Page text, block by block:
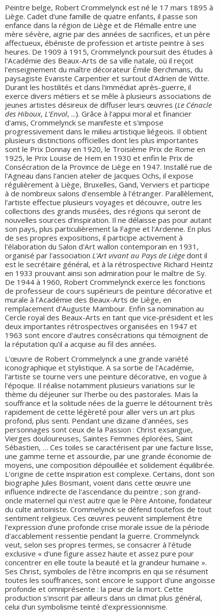
Peintre belge, Robert Crommelynck est né le 17 mars 1895 à
Liège. Cadet d'une famille de quatre enfants, il passe son
enfance dans la région de Liège et de Flémalle entre une
mère sévère, aigrie par des années de sacrifices, et un père
affectueux, ébéniste de profession et artiste peintre à ses
heures. De 1909 à 1915, Crommelynck poursuit des études à
l'Académie des Beaux-Arts de sa ville natale, où il reçoit
l'enseignement du maître décorateur Émile Berchmans, du
paysagiste Evariste Carpentier et surtout d'Adrien de Witte.
Durant les hostilités et dans l'immédiat après-guerre, il
exerce divers métiers et se mêle à plusieurs associations de
jeunes artistes désireux de diffuser leurs œuvres (Le Cénacle
des Hiboux, L'Envol, ...). Grâce à l'appui moral et financier
d'amis, Crommelynck se manifeste et s'impose
progressivement dans le milieu artistique liégeois. Il obtient
plusieurs distinctions officielles dont les plus importantes
sont le Prix Donnay en 1920, le Troisième Prix de Rome en
1925, le Prix Louise de Hem en 1930 et enfin le Prix de
Consécration de la Province de Liège en 1947. Installé rue de
l'Agneau dans l'ancien atelier de Jacques Ochs, il expose
régulièrement à Liège, Bruxelles, Gand, Verviers et participe
à de nombreux salons d'ensemble à l'étranger. Parallèlement,
l'artiste effectue plusieurs voyages et découvre, outre les
collections des grands musées, des régions qui seront de
nouvelles sources d'inspiration. Il ne délaisse pas pour autant
son pays, plus particulièrement la Fagne et l'Ardenne. En plus
de ses propres expositions, il participe activement à
l'élaboration du Salon d'Art wallon contemporain en 1931,
organisé par l'association L'Art vivant au Pays de Liège dont il
est le secrétaire général, et à la rétrospective Richard Heintz
en 1933 prouvant ainsi son admiration pour le maître de Sy.
De 1944 à 1960, Robert Crommelynck exerce les fonctions
de professeur de cours supérieurs de peinture décorative et
murale à l'Académie des Beaux-Arts de Liège, en
remplacement d'Auguste Mambour. Enfin sa nomination au
Cercle royal des Beaux-Arts en tant que vice-président et les
deux importantes rétrospectives organisées en 1947 et
1963 sont encore d'autres consécrations qui témoignent de
la réputation qu'il a acquise au fil des années.
L'œuvre de Robert Crommelynck a une grande variété
iconographique et stylistique. A sa sortie de l'Académie,
l'artiste se tourne vers une peinture décorative, en vogue à
l'époque. Il réalise notamment plusieurs variations sur le
thème du déjeuner sur l'herbe ou des pastorales. Mais la
souffrance et la solitude nées de la guerre le détournent très
rapidement de cette légèreté pour aller vers un art plus
profond, plus senti. Pendant une dizaine d'années, ses
personnages sont ceux de la Passion : Christ exsangue,
Vierges douloureuses, Saintes Femmes éplorées, Saint
Sébastien, … Ces toiles se caractérisent par une facture lisse,
une gamme terne et assourdie, par une grande économie de
moyens, une composition dépouillée et solidement équilibrée.
L'origine de cette inspiration est complexe. Certains, dont son
biographe Jules Bosmant, voient dans cette œuvre une
influence indirecte de l'ascendance du peintre ; son grand-
oncle maternel qui n'est autre que le Père Antoine, fondateur
du culte antoiniste. Crommelynck se défend toutefois de tout
sentiment religieux. Ces œuvres peuvent simplement être
l'expression d'une profonde crise morale issue de la période
d'accablement ressentie pendant la guerre. Crommelynck
veut, selon ses propres termes, se consacrer à l'étude
exclusive « d'une figure assez haute et assez pure pour
concentrer en elle toute la beauté et la grandeur humaine ».
Ses Christ, symboles de l'être incompris en qui se résument
toutes les souffrances, sont encore le support d'une angoisse
profonde et omniprésente : la peur de la mort. Cette
production s'inscrit par ailleurs dans un climat plus général,
celui d'un symbolisme teinté d'expressionnisme.